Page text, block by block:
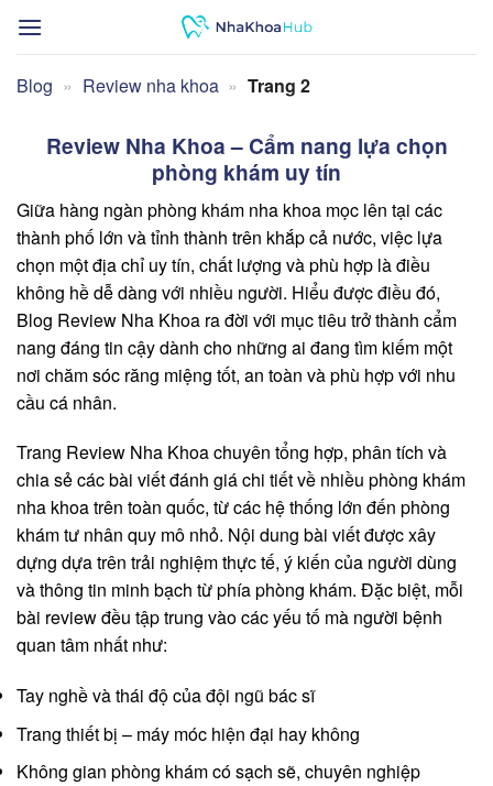
qua
dung
Blog » Review nha khoa » Trang 2
Review Nha Khoa – Cẩm nang lựa chọn
phòng khám uy tín
Giữa hàng ngàn phòng khám nha khoa mọc lên tại các
thành phố lớn và tỉnh thành trên khắp cả nước, việc lựa
chọn một địa chỉ uy tín, chất lượng và phù hợp là điều
không hề dễ dàng với nhiều người. Hiểu được điều đó,
Blog Review Nha Khoa ra đời với mục tiêu trở thành cẩm
nang đáng tin cậy dành cho những ai đang tìm kiếm một
nơi chăm sóc răng miệng tốt, an toàn và phù hợp với nhu
cầu cá nhân.
Trang Review Nha Khoa chuyên tổng hợp, phân tích và
chia sẻ các bài viết đánh giá chi tiết về nhiều phòng khám
nha khoa trên toàn quốc, từ các hệ thống lớn đến phòng
khám tư nhân quy mô nhỏ. Nội dung bài viết được xây
dựng dựa trên trải nghiệm thực tế, ý kiến của người dùng
và thông tin minh bạch từ phía phòng khám. Đặc biệt, mỗi
bài review đều tập trung vào các yếu tố mà người bệnh
quan tâm nhất như:
Tay nghề và thái độ của đội ngũ bác sĩ
Trang thiết bị – máy móc hiện đại hay không
Không gian phòng khám có sạch sẽ, chuyên nghiệp